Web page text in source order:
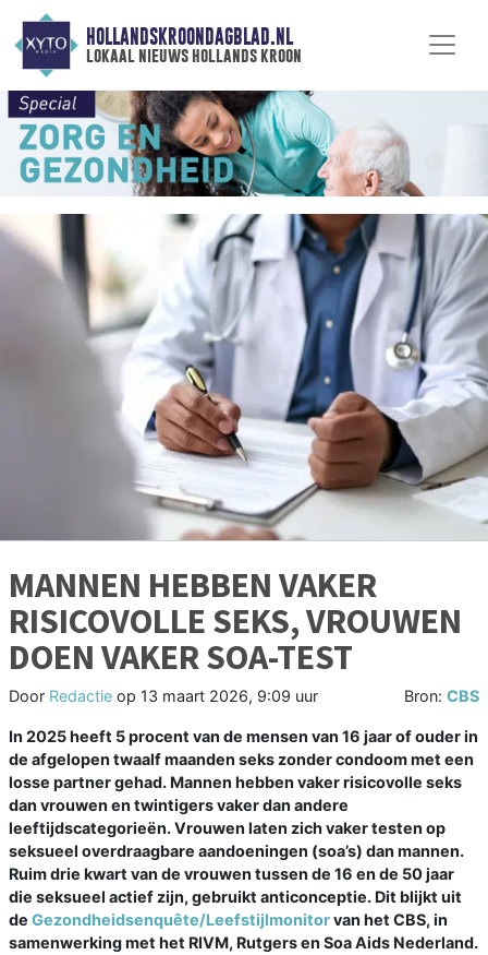
HOLLANDSKROONDAGBLAD.NL
lokaal nieuws hollands kroon
MANNEN HEBBEN VAKER
RISICOVOLLE SEKS, VROUWEN
DOEN VAKER SOA-TEST
Door Redactie op 13 maart 2026, 9:09 uur Bron: CBS
In 2025 heeft 5 procent van de mensen van 16 jaar of ouder in
de afgelopen twaalf maanden seks zonder condoom met een
losse partner gehad. Mannen hebben vaker risicovolle seks
dan vrouwen en twintigers vaker dan andere
leeftijdscategorieën. Vrouwen laten zich vaker testen op
seksueel overdraagbare aandoeningen (soa’s) dan mannen.
Ruim drie kwart van de vrouwen tussen de 16 en de 50 jaar
die seksueel actief zijn, gebruikt anticonceptie. Dit blijkt uit
de Gezondheidsenquête/Leefstijlmonitorvan het CBS, in
samenwerking met het RIVM, Rutgers en Soa Aids Nederland.